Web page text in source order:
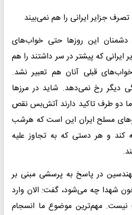
جزایر ایرانی را هم نمی‌بیند
دشمنان این روزها حتی خواب‌های
که پیشتر در سر داشتند را هم
قبلی آنان هم تعبیر نشد.
دیگر رخ نمی‌دهد. شاید در مرزها
دو طرف تاکید دارند آتش‌بس نقص
مسلح ایران این است که هرشب
و هر دستی که به تجاوز علیه
در پاسخ به پرسشی مبنی بر
خون شهدا چه می‌شود، گفت: الان وارد
مهم‌ترین موضوع ما انسجام